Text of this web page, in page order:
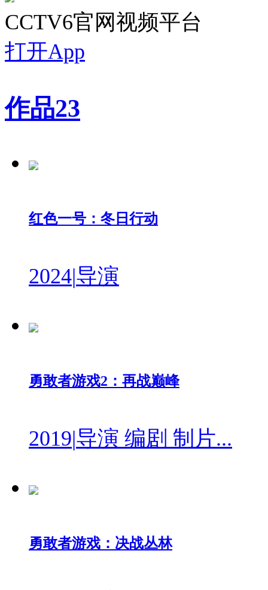
CCTV6官网视频平台
打开App
作品23
红色一号：冬日行动
2024|导演
勇敢者游戏2：再战巅峰
2019|导演 编剧 制片...
勇敢者游戏：决战丛林